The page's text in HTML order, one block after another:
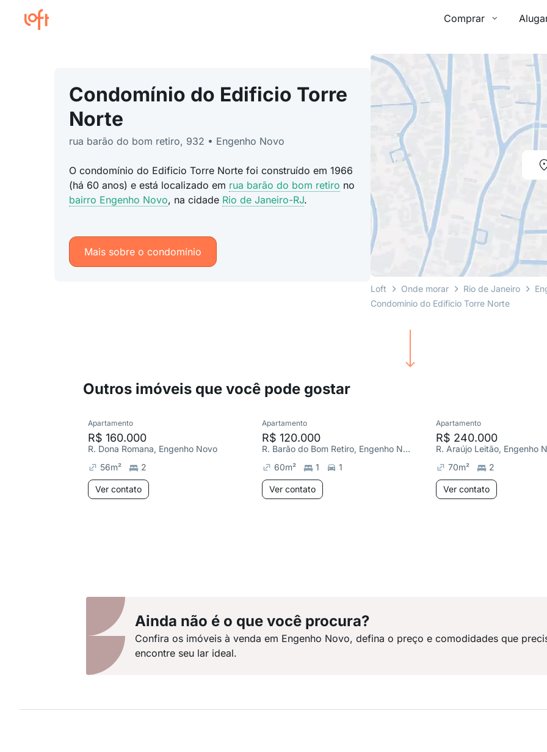
Comprar
Condomínio do Edificio Torre
Norte
rua barão do bom retiro, 932 • Engenho Novo
O condomínio do Edificio Torre Norte foi construído em 1966
(há 60 anos) e está localizado em rua barão do bom retiro no
bairro Engenho Novo, na cidade Rio de Janeiro-RJ.
Mais sobre o condomínio
Loft Onde morar Rio de Janeiro
Condomínio do Edificio Torre Norte
Outros imóveis que você pode gostar
Apartamento
R$ 160.000
R. Dona Romana, Engenho Novo
56m² 2
Ver contato
Apartamento
R$ 120.000
R. Barão do Bom Retiro, Engenho Novo
60m² 1 1
Ver contato
Apartamento
R$ 240.000
R. Araújo Leitão, Engenho
70m² 2
Ver contato
Ainda não é o que você procura?
Confira os imóveis à venda em Engenho Novo, defina o preço e comodidades que
encontre seu lar ideal.